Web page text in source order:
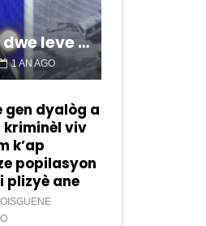
Popilasyon an dwe leve kanpe pou chanje sitiyasyon kawotik l’ap viv nan peyi a.
1 AN AGO
gen dyalòg a
kriminèl viv
k’ap
popilasyon
plizyè ane